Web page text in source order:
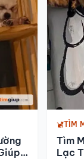
TÌM
Tìm
Lạc